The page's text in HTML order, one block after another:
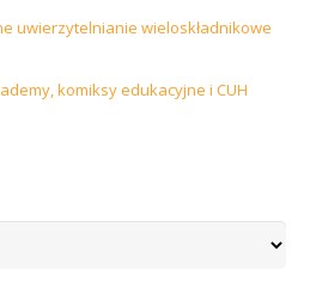
uwierzytelnianie wieloskładnikowe
komiksy edukacyjne i CUH